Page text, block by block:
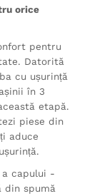
orice
pentru
Datorită
cu ușurință
în 3
etapă.
piese din
aduce
capului -
din spumă